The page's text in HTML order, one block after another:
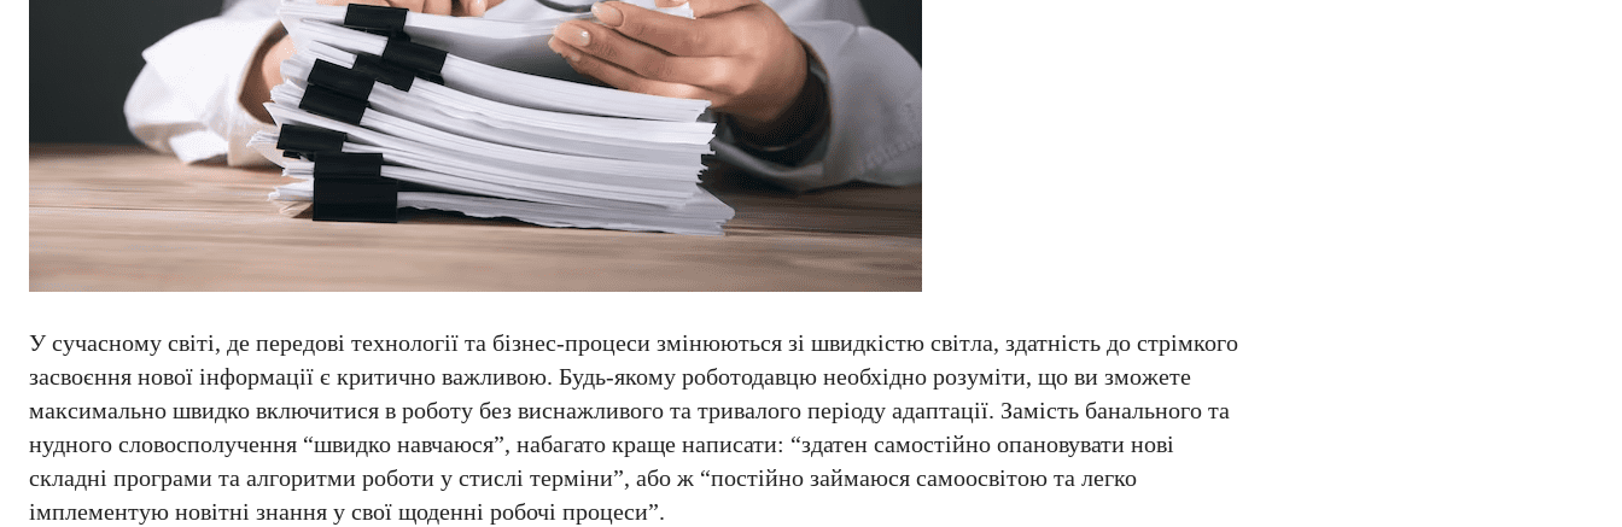
У сучасному світі, де передові технології та бізнес-процеси змінюються зі швидкістю світла, здатність до стрімкого
засвоєння нової інформації є критично важливою. Будь-якому роботодавцю необхідно розуміти, що ви зможете
максимально швидко включитися в роботу без виснажливого та тривалого періоду адаптації. Замість банального та
нудного словосполучення “швидко навчаюся”, набагато краще написати: “здатен самостійно опановувати нові
складні програми та алгоритми роботи у стислі терміни”, або ж “постійно займаюся самоосвітою та легко
імплементую новітні знання у свої щоденні робочі процеси”.